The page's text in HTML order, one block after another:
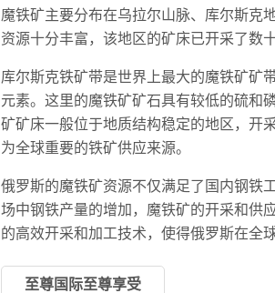
魔铁矿主要分布在乌拉尔山脉、库尔斯克
资源十分丰富，该地区的矿床已开采了数
库尔斯克铁矿带是世界上最大的魔铁矿矿
元素。这里的魔铁矿矿石具有较低的硫和
矿矿床一般位于地质结构稳定的地区，开
为全球重要的铁矿供应来源。
俄罗斯的魔铁矿资源不仅满足了国内钢铁
场中钢铁产量的增加，魔铁矿的开采和供
的高效开采和加工技术，使得俄罗斯在全
至尊国际至尊享受